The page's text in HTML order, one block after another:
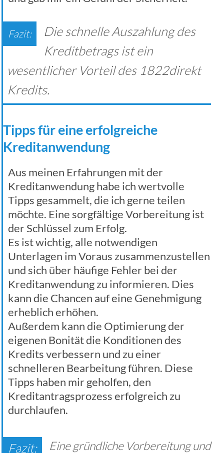
Die schnelle Auszahlung des
Kreditbetrags ist ein
wesentlicher Vorteil des 1822direkt
Kredits.
Tipps für eine erfolgreiche
Kreditanwendung
Aus meinen Erfahrungen mit der
Kreditanwendung habe ich wertvolle
Tipps gesammelt, die ich gerne teilen
möchte. Eine sorgfältige Vorbereitung ist
der Schlüssel zum Erfolg.
Es ist wichtig, alle notwendigen
Unterlagen im Voraus zusammenzustellen
und sich über häufige Fehler bei der
Kreditanwendung zu informieren. Dies
kann die Chancen auf eine Genehmigung
erheblich erhöhen.
Außerdem kann die Optimierung der
eigenen Bonität die Konditionen des
Kredits verbessern und zu einer
schnelleren Bearbeitung führen. Diese
Tipps haben mir geholfen, den
Kreditantragsprozess erfolgreich zu
durchlaufen.
Eine gründliche Vorbereitung und